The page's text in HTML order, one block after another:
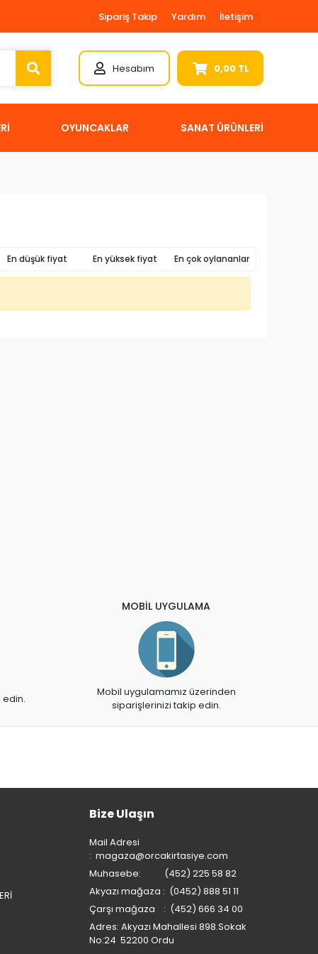
Sipariş Takip Yardım İletişim
Hesabım 0,00 TL
OYUNCAKLAR SANAT ÜRÜNLERİ
En düşük fiyat En yüksek fiyat En çok oylananlar
edin.
MOBİL UYGULAMA
Mobil uygulamamız üzerinden
siparişlerinizi takip edin.
Bize Ulaşın
Mail Adresi
: magaza@orcakirtasiye.com
Muhasebe: (452) 225 58 82
Akyazı mağaza : (0452) 888 51 11
Çarşı mağaza : (452) 666 34 00
Adres: Akyazı Mahallesi 898.Sokak
No:24 52200 Ordu